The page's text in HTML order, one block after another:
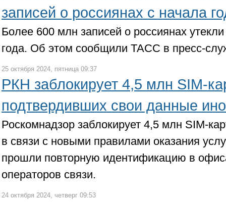
записей о россиянах с начала
Более 600 млн записей о россиянах
года. Об этом сообщили ТАСС в пресс-
25 октября 2024, пятница 09:37
РКН заблокирует 4,5 млн SIM-
подтвердивших свои данные
Роскомнадзор заблокирует 4,5 млн SIM-
в связи с новыми правилами оказания
прошли повторную идентификацию в
операторов связи.
24 октября 2024, четверг 09:53